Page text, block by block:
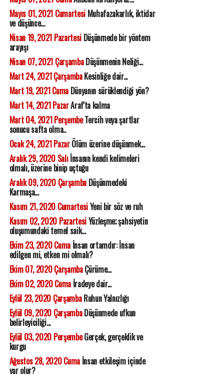
Mayıs 01, 2021 CumartesiMuhafazakarlık, iktidar
ve düşünce...
Nisan 19, 2021 PazartesiDüşünmede bir yöntem
arayışı
Nisan 07, 2021 ÇarşambaDüşünmenin Neliği...
Mart 24, 2021 ÇarşambaKesinliğe dair...
Mart 19, 2021 CumaDünyanın sürüklendiği yön?
Mart 14, 2021 PazarAraf'ta kalma
Mart 04, 2021 PerşembeTercih veya şartlar
sonucu safta olma..
Ocak 24, 2021 PazarÖlüm üzerine düşünmek...
Aralık 29, 2020 Salıİnsanın kendi kelimeleri
olmalı, üzerine binip uçtuğu
Aralık 09, 2020 ÇarşambaDüşünmedeki
Karmaşa...
Kasım 21, 2020 CumartesiYeni bir söz ve ruh
Kasım 02, 2020 PazartesiYüzleşme; şahsiyetin
oluşumundaki temel saik...
Ekim 23, 2020 Cumaİnsan ortamdır: İnsan
edilgen mi, etken mi olmalı?
Ekim 07, 2020 ÇarşambaÇürüme...
Ekim 02, 2020 Cumaİradeye dair...
Eylül 23, 2020 ÇarşambaRuhun Yalnızlığı
Eylül 09, 2020 ÇarşambaDüşünmede ufkun
belirleyiciliği...
Eylül 03, 2020 PerşembeGerçek, gerçeklik ve
kurgu
Ağustos 28, 2020 Cumaİnsan etkileşim içinde
var olur?